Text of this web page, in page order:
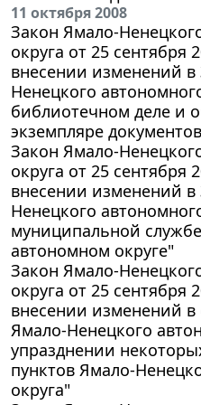
11 октября 2008
Закон Ямало-
округа от 25 сентября
внесении изменений
Ненецкого
библиотечном деле и
экземпляре
Закон Ямало-
округа от 25 сентября
внесении изменений
Ненецкого
муниципальной
автономном округе"
Закон Ямало-
округа от 25 сентября
внесении изменений в
Ямало-Ненецкого
упразднении
пунктов Ямало-
округа"